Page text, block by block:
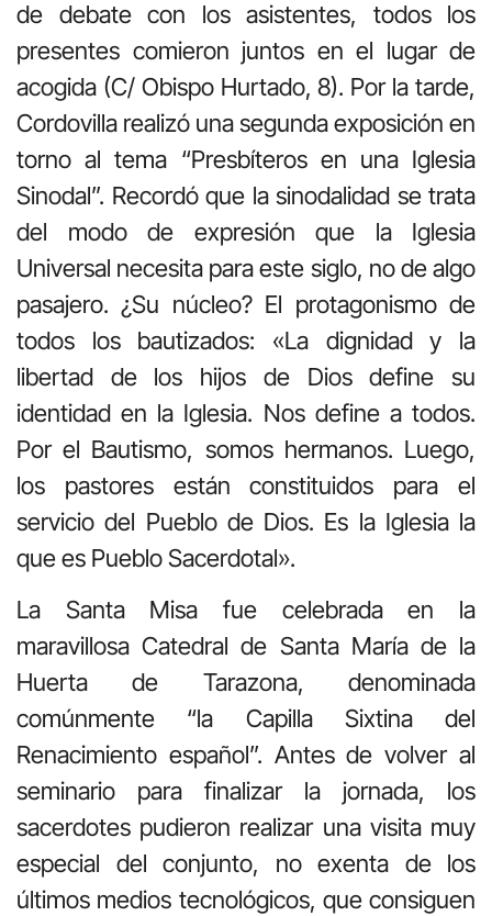
de debate con los asistentes, todos los
presentes comieron juntos en el lugar de
acogida (C/ Obispo Hurtado, 8). Por la tarde,
Cordovilla realizó una segunda exposición en
torno al tema “Presbíteros en una Iglesia
Sinodal”. Recordó que la sinodalidad se trata
del modo de expresión que la Iglesia
Universal necesita para este siglo, no de algo
pasajero. ¿Su núcleo? El protagonismo de
todos los bautizados: «La dignidad y la
libertad de los hijos de Dios define su
identidad en la Iglesia. Nos define a todos.
Por el Bautismo, somos hermanos. Luego,
los pastores están constituidos para el
servicio del Pueblo de Dios. Es la Iglesia la
que es Pueblo Sacerdotal».
La Santa Misa fue celebrada en la
maravillosa Catedral de Santa María de la
Huerta de Tarazona, denominada
comúnmente “la Capilla Sixtina del
Renacimiento español”. Antes de volver al
seminario para finalizar la jornada, los
sacerdotes pudieron realizar una visita muy
especial del conjunto, no exenta de los
últimos medios tecnológicos, que consiguen